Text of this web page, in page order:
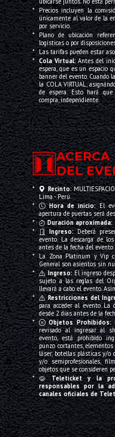
* Precios incluyen la
únicamente al valor de la
por servicio.
* Plano de ubicación
logísticas o por
* Las tarifas pueden estar
* Cola Virtual: Antes del
espera, que es un espacio
banner del evento. Cuando
la COLA VIRTUAL,
de espera. Esto hará
compra, independiente.
ACERCA
DEL
* Recinto:
Lima - Perú.
*
Hora de inicio:El
apertura de puertas será
*
Duración aproximada:
*
Ingreso:Deberá
evento. La descarga de
antes de la fecha del
* La Zona Platinum y Vip
General son asientos sin
*
Ingreso:El ingreso
sujeto a las reglas del
llevará a cabo el evento.
*
Restricciones del
para acceder al evento. La
desde 2 días antes de la
*
Objetos Prohibidos:
revisado al ingresar al
evento, está prohibido
punzo cortantes,
láser, botellas plásticas y/o
y/o semiprofesionales,
objetos que se consideren
*
Teleticket y la
responsables por la
canales oficiales de